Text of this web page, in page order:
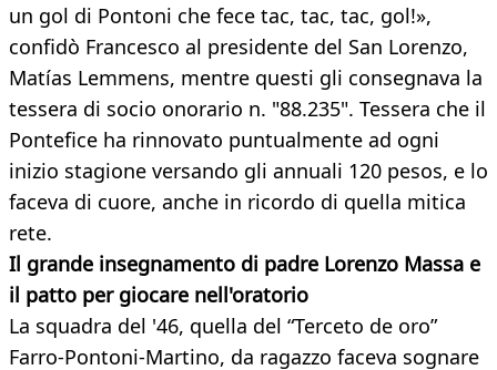
un gol di Pontoni che fece tac, tac, tac, gol!»,
confidò Francesco al presidente del San Lorenzo,
Matías Lemmens, mentre questi gli consegnava la
tessera di socio onorario n. "88.235". Tessera che il
Pontefice ha rinnovato puntualmente ad ogni
inizio stagione versando gli annuali 120 pesos, e lo
faceva di cuore, anche in ricordo di quella mitica
rete.
Il grande insegnamento di padre Lorenzo Massa e
il patto per giocare nell'oratorio
La squadra del '46, quella del “Terceto de oro”
Farro-Pontoni-Martino, da ragazzo faceva sognare